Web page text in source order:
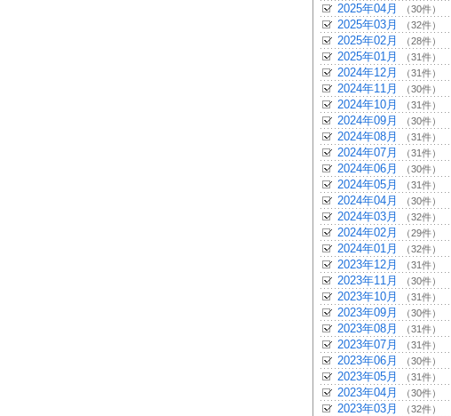
2025年04月 （30件）
2025年03月 （32件）
2025年02月 （28件）
2025年01月 （31件）
2024年12月 （31件）
2024年11月 （30件）
2024年10月 （31件）
2024年09月 （30件）
2024年08月 （31件）
2024年07月 （31件）
2024年06月 （30件）
2024年05月 （31件）
2024年04月 （30件）
2024年03月 （32件）
2024年02月 （29件）
2024年01月 （32件）
2023年12月 （31件）
2023年11月 （30件）
2023年10月 （31件）
2023年09月 （30件）
2023年08月 （31件）
2023年07月 （31件）
2023年06月 （30件）
2023年05月 （31件）
2023年04月 （30件）
2023年03月 （32件）